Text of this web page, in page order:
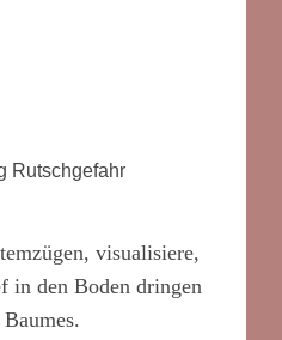
Rutschgefahr
visualisiere,
in den Boden dringen